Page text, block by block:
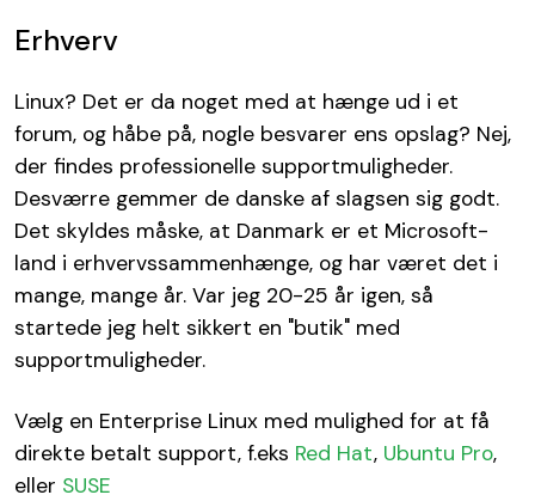
Erhverv
Linux? Det er da noget med at hænge ud i et
forum, og håbe på, nogle besvarer ens opslag? Nej,
der findes professionelle supportmuligheder.
Desværre gemmer de danske af slagsen sig godt.
Det skyldes måske, at Danmark er et Microsoft-
land i erhvervssammenhænge, og har været det i
mange, mange år. Var jeg 20-25 år igen, så
startede jeg helt sikkert en "butik" med
supportmuligheder.
Vælg en Enterprise Linux med mulighed for at få
direkte betalt support, f.eks Red Hat, Ubuntu Pro,
eller SUSE